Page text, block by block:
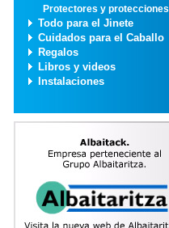
Protectores y protecciones
Todo para el Jinete
Cuidados para el Caballo
Regalos
Libros y videos
Instalaciones